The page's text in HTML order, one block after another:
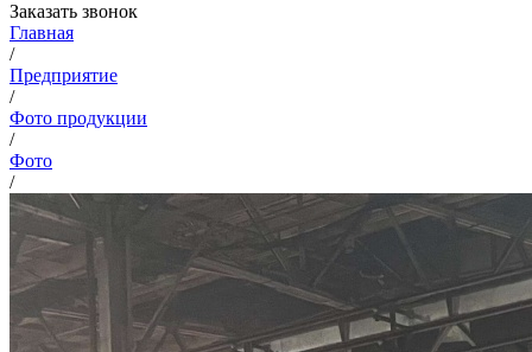
Заказать звонок
Главная
/
Предприятие
/
Фото продукции
/
Фото
/